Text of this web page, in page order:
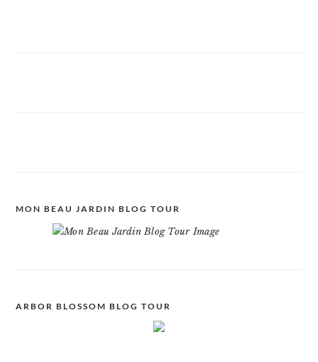
MON BEAU JARDIN BLOG TOUR
ARBOR BLOSSOM BLOG TOUR